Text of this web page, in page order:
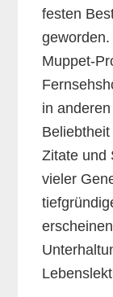
festen
Muppet-
in
Zitate und
vieler